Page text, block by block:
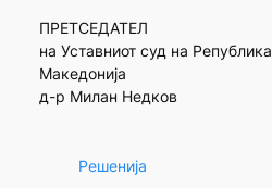
ПРЕТСЕДАТЕЛ
на Уставниот суд на Република
Македонија
д-р Милан Недков
Решенија